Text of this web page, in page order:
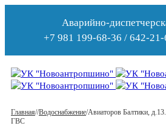
Аварийно-
+7 981 199-68-36 / 642-
Главная//Водоснабжение/Авиаторов Балтики,
ГВС